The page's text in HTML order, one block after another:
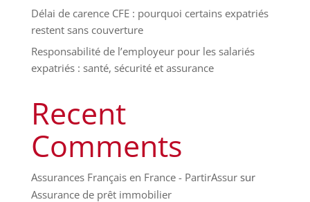
Délai de carence CFE : pourquoi certains expatriés
restent sans couverture
Responsabilité de l’employeur pour les salariés
expatriés : santé, sécurité et assurance
Recent
Comments
Assurances Français en France - PartirAssursur
Assurance de prêt immobilier